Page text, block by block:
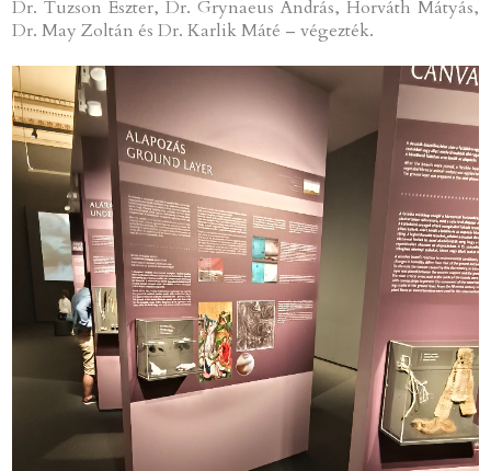
Dr. Tuzson Eszter, Dr. Grynaeus András, Horváth Mátyás,
Dr. May Zoltán és Dr. Karlik Máté – végezték.